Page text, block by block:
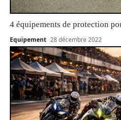
4 équipements de protection
Equipement 28 décembre 2022